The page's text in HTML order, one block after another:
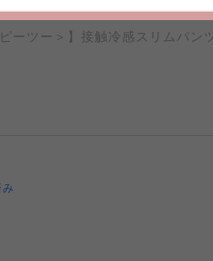
も欲しい。
ピーツー＞】接触冷感スリムパン